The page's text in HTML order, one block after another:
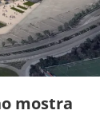
mostra